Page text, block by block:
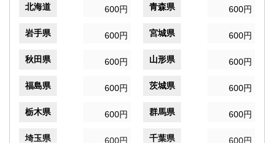
北海道 600円 青森県 600円
岩手県 600円 宮城県 600円
秋田県 600円 山形県 600円
福島県 600円 茨城県 600円
栃木県 600円 群馬県 600円
埼玉県 600円 千葉県 600円